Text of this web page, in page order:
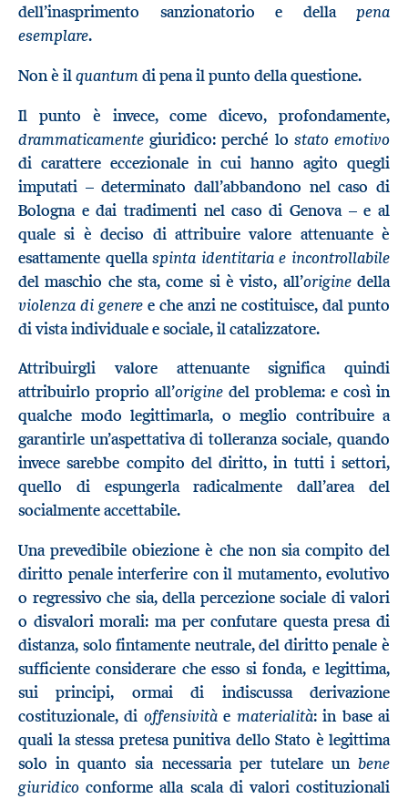
dell’inasprimento sanzionatorio e della pena
esemplare.
Non è ilquantumdi pena il punto della questione.
Il punto è invece, come dicevo, profondamente,
drammaticamente giuridico: perché lo stato emotivo
di carattere eccezionale in cui hanno agito quegli
imputati – determinato dall’abbandono nel caso di
Bologna e dai tradimenti nel caso di Genova – e al
quale si è deciso di attribuire valore attenuante è
esattamente quellaspinta identitaria e incontrollabile
del maschio che sta, come si è visto, all’originedella
violenza di genere e che anzi ne costituisce, dal punto
di vista individuale e sociale, il catalizzatore.
Attribuirgli valore attenuante significa quindi
attribuirlo proprio all’origine del problema: e così in
qualche modo legittimarla, o meglio contribuire a
garantirle un’aspettativa di tolleranza sociale, quando
invece sarebbe compito del diritto, in tutti i settori,
quello di espungerla radicalmente dall’area del
socialmente accettabile.
Una prevedibile obiezione è che non sia compito del
diritto penale interferire con il mutamento, evolutivo
o regressivo che sia, della percezione sociale di valori
o disvalori morali: ma per confutare questa presa di
distanza, solo fintamente neutrale, del diritto penale è
sufficiente considerare che esso si fonda, e legittima,
sui principi, ormai di indiscussa derivazione
costituzionale, di offensivitàe materialità: in base ai
quali la stessa pretesa punitiva dello Stato è legittima
solo in quanto sia necessaria per tutelare un bene
giuridico conforme alla scala di valori costituzionali